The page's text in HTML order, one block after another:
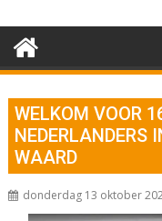
WELKOM VOOR
NEDERLANDERS
WAARD
donderdag 13 oktober